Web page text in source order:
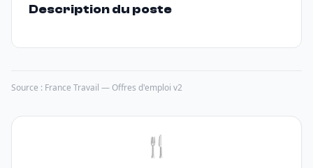
Description du poste
Source : France Travail — Offres d'emploi v2
🍴